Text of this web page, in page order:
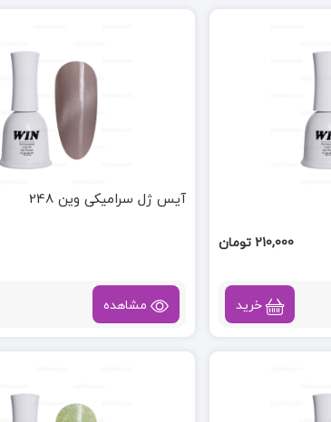
210,000 تومان
خرید
آیس ژل سرامیکی وین 248
مشاهده